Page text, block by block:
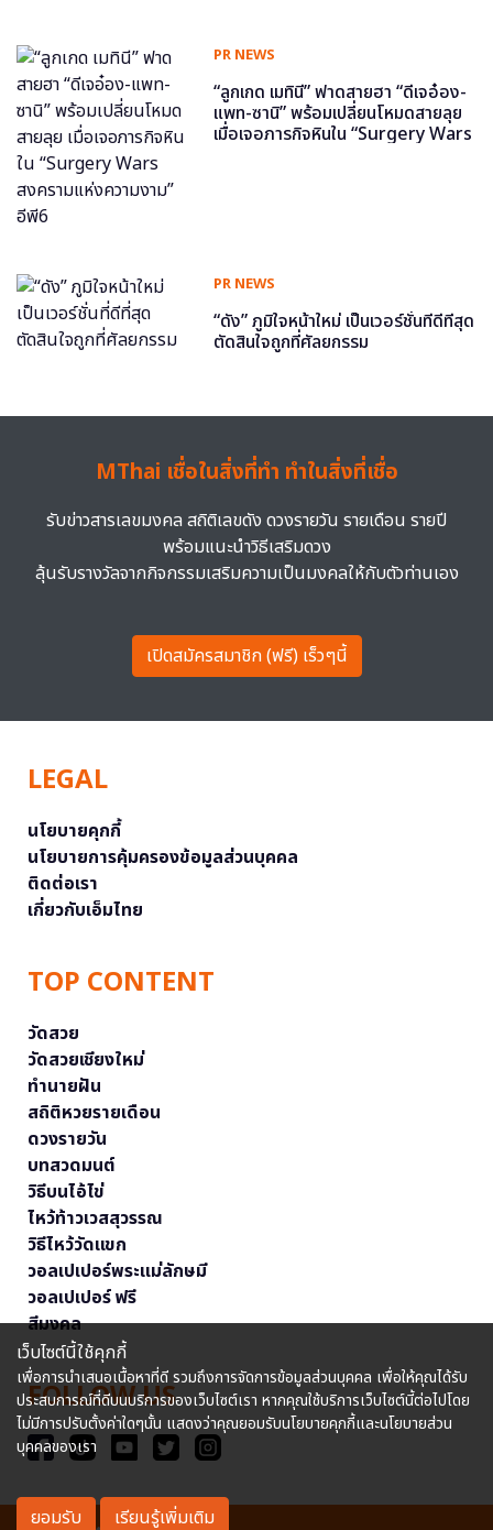
PR NEWS
“ลูกเกด เมทินี” ฟาดสายฮา “ดีเจอ๋อง-
แพท-ซานิ” พร้อมเปลี่ยนโหมดสายลุย
เมื่อเจอภารกิจหินใน “Surgery Wars
PR NEWS
“ดัง” ภูมิใจหน้าใหม่ เป็นเวอร์ชั่นที่ดีที่สุด
ตัดสินใจถูกที่ศัลยกรรม
MThai เชื่อในสิ่งที่ทำ ทำในสิ่งที่เชื่อ
รับข่าวสารเลขมงคล สถิติเลขดัง ดวงรายวัน รายเดือน รายปี
พร้อมแนะนำวิธีเสริมดวง
ลุ้นรับรางวัลจากกิจกรรมเสริมความเป็นมงคลให้กับตัวท่านเอง
เปิดสมัครสมาชิก (ฟรี) เร็วๆนี้
LEGAL
นโยบายคุกกี้
นโยบายการคุ้มครองข้อมูลส่วนบุคคล
ติดต่อเรา
เกี่ยวกับเอ็มไทย
TOP CONTENT
วัดสวย
วัดสวยเชียงใหม่
ทำนายฝัน
สถิติหวยรายเดือน
ดวงรายวัน
บทสวดมนต์
วิธีบนไอ้ไข่
ไหว้ท้าวเวสสุวรรณ
วิธีไหว้วัดแขก
วอลเปเปอร์พระแม่ลักษมี
วอลเปเปอร์ ฟรี
สีมงคล
FOLLOW US
เว็บไซต์นี้ใช้คุกกี้
เพื่อการนำเสนอเนื้อหาที่ดี รวมถึงการจัดการข้อมูลส่วนบุคคล เพื่อให้คุณได้รับ
ประสบการณ์ที่ดีบนบริการของเว็บไซต์เรา หากคุณใช้บริการเว็บไซต์นี้ต่อไปโดย
ไม่มีการปรับตั้งค่าใดๆนั้น แสดงว่าคุณยอมรับนโยบายคุกกี้และนโยบายส่วน
บุคคลของเรา
ยอมรับ เรียนรู้เพิ่มเติม